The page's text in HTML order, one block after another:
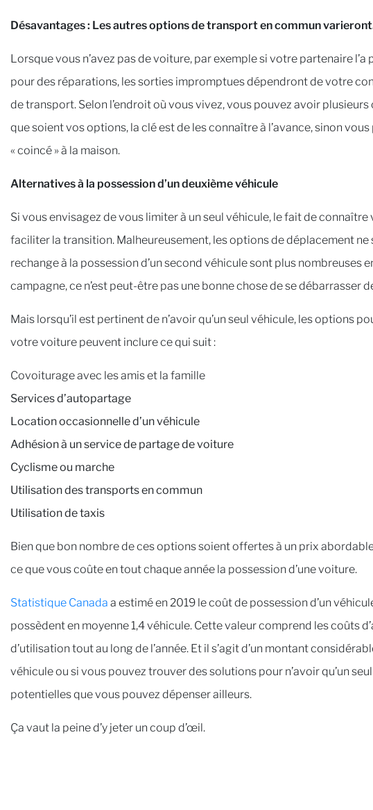
Désavantages : Les autres options de transport en commun
Lorsque vous n’avez pas de voiture, par exemple si votre partenaire
pour des réparations, les sorties impromptues dépendront de votre
de transport. Selon l’endroit où vous vivez, vous pouvez avoir
que soient vos options, la clé est de les connaître à l’avance, sinon
« coincé » à la maison.
Alternatives à la possession d’un deuxième véhicule
Si vous envisagez de vous limiter à un seul véhicule, le fait de
faciliter la transition. Malheureusement, les options de déplacement
rechange à la possession d’un second véhicule sont plus nombreuses
campagne, ce n’est peut-être pas une bonne chose de se débarrasser
Mais lorsqu’il est pertinent de n’avoir qu’un seul véhicule, les options
votre voiture peuvent inclure ce qui suit :
Covoiturage avec les amis et la famille
Services d’autopartage
Location occasionnelle d’un véhicule
Adhésion à un service de partage de voiture
Cyclisme ou marche
Utilisation des transports en commun
Utilisation de taxis
Bien que bon nombre de ces options soient offertes à un prix
ce que vous coûte en tout chaque année la possession d’une voiture.
Statistique Canada a estimé en 2019 le coût de possession d’un
possèdent en moyenne 1,4 véhicule. Cette valeur comprend les coûts
d’utilisation tout au long de l’année. Et il s’agit d’un montant
véhicule ou si vous pouvez trouver des solutions pour n’avoir qu’un
potentielles que vous pouvez dépenser ailleurs.
Ça vaut la peine d’y jeter un coup d’œil.